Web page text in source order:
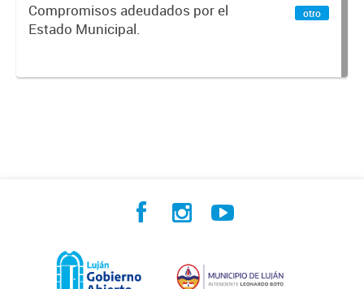
Compromisos adeudados por el
Estado Municipal.
otro